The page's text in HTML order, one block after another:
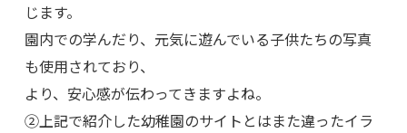
じます。
園内での学んだり、元気に遊んでいる子供たちの写真
も使用されており、
より、安心感が伝わってきますよね。
②上記で紹介した幼稚園のサイトとはまた違ったイラ